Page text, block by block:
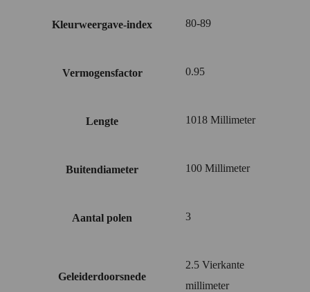
Kleurweergave-index 80-89
Vermogensfactor 0.95
Lengte 1018 Millimeter
Buitendiameter 100 Millimeter
Aantal polen 3
Geleiderdoorsnede
2.5 Vierkante
millimeter